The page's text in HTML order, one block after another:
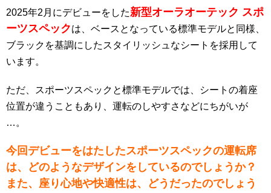
2025年2月にデビューをした新型オーラオーテック スポ
ーツスペックは、ベースとなっている標準モデルと同様、
ブラックを基調にしたスタイリッシュなシートを採用して
います。
ただ、スポーツスペックと標準モデルでは、シートの着座
位置が違うこともあり、運転のしやすさなどにちがいが
…。
今回デビューをはたしたスポーツスペックの運転席
は、どのようなデザインをしているのでしょうか？
また、座り心地や快適性は、どうだったのでしょう